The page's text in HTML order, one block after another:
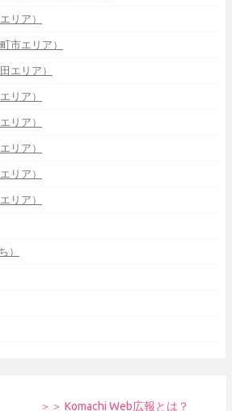
リア）
市エリア）
エリア）
リア）
リア）
リア）
リア）
リア）
）
＞＞ Komachi Web広報とは？